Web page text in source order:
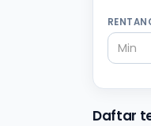
Daftar